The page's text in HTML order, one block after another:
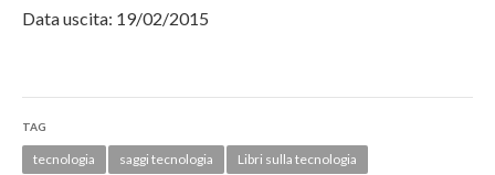
Data uscita: 19/02/2015
TAG
tecnologia saggi tecnologia
Libri sulla tecnologia